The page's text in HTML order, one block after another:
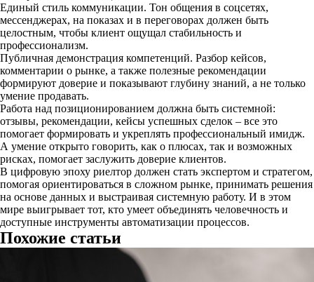
Единый стиль коммуникации. Тон общения в соцсетях,
мессенджерах, на показах и в переговорах должен быть
целостным, чтобы клиент ощущал стабильность и
профессионализм.
Публичная демонстрация компетенций. Разбор кейсов,
комментарии о рынке, а также полезные рекомендации
формируют доверие и показывают глубину знаний, а не только
умение продавать.
Работа над позиционированием должна быть системной:
отзывы, рекомендации, кейсы успешных сделок – все это
помогает формировать и укреплять профессиональный имидж.
А умение открыто говорить, как о плюсах, так и возможных
рисках, помогает заслужить доверие клиентов.
В цифровую эпоху риелтор должен стать экспертом и стратегом,
помогая ориентироваться в сложном рынке, принимать решения
на основе данных и выстраивая системную работу. И в этом
мире выигрывает тот, кто умеет объединять человечность и
доступные инструменты автоматизации процессов.
Похожие статьи